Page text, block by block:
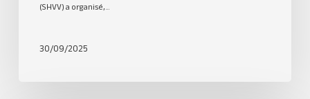
(SHVV) a organisé,…
30/09/2025